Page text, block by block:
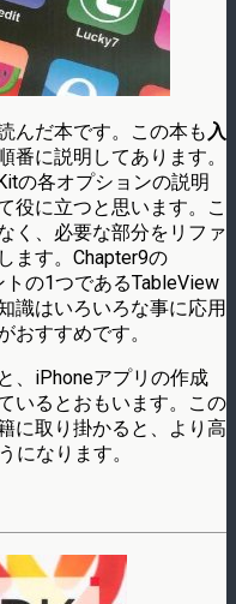
んだ本です。この本も入
番に説明してあります。
の各オプションの説明
役に立つと思います。こ
く、必要な部分をリファ
ます。Chapter9の
の1つであるTableView
識はいろいろな事に応用
おすすめです。
、iPhoneアプリの作成
いるとおもいます。この
に取り掛かると、より高
になります。